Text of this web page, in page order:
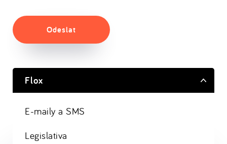
Odeslat
Flox
E-maily a SMS
Legislativa